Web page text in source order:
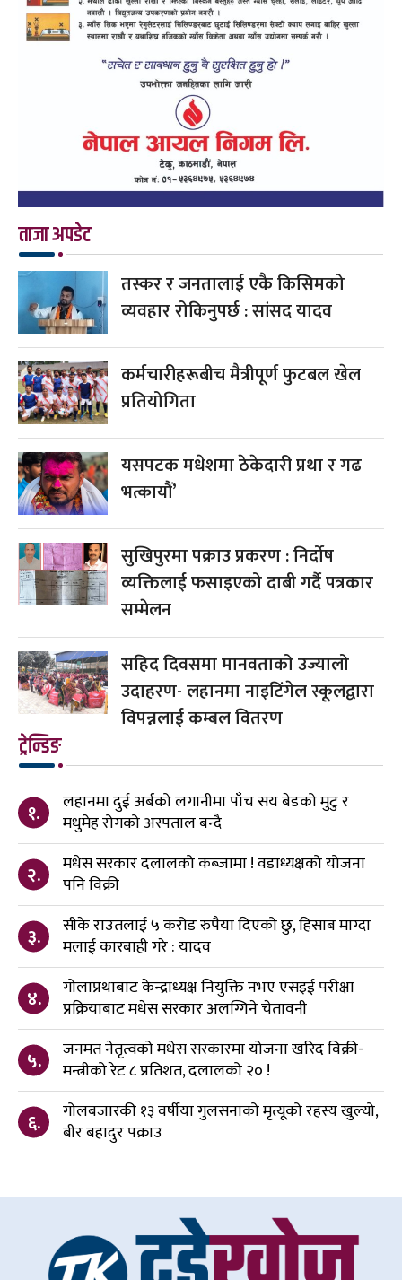
ताजा अपडेट
तस्कर र जनतालाई एकै किसिमको
व्यवहार रोकिनुपर्छ : सांसद यादव
कर्मचारीहरूबीच मैत्रीपूर्ण फुटबल खेल
प्रतियोगिता
यसपटक मधेशमा ठेकेदारी प्रथा र गढ
भत्कायौं’
सुखिपुरमा पक्राउ प्रकरण : निर्दोष
व्यक्तिलाई फसाइएको दाबी गर्दै पत्रकार
सम्मेलन
सहिद दिवसमा मानवताको उज्यालो
उदाहरण- लहानमा नाइटिंगेल स्कूलद्वारा
विपन्नलाई कम्बल वितरण
ट्रेन्डिङ
१.
लहानमा दुई अर्बको लगानीमा पाँच सय बेडको मुटु र
मधुमेह रोगको अस्पताल बन्दै
२.
मधेस सरकार दलालको कब्जामा ! वडाध्यक्षको योजना
पनि विक्री
३.
सीके राउतलाई ५ करोड रुपैया दिएको छु, हिसाब माग्दा
मलाई कारबाही गरे : यादव
४.
गोलाप्रथाबाट केन्द्राध्यक्ष नियुक्ति नभए एसइई परीक्षा
प्रक्रियाबाट मधेस सरकार अलग्गिने चेतावनी
५.
जनमत नेतृत्वको मधेस सरकारमा योजना खरिद विक्री-
मन्त्रीको रेट ८ प्रतिशत, दलालको २० !
६.
गोलबजारकी १३ वर्षीया गुलसनाको मृत्यूको रहस्य खुल्यो,
बीर बहादुर पक्राउ